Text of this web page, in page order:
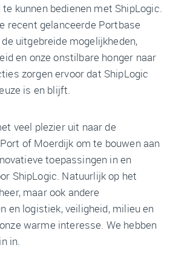
kunnen bedienen met ShipLogic.
recent gelanceerde Portbase
uitgebreide mogelijkheden,
en onze onstilbare honger naar
zorgen ervoor dat ShipLogic
is en blijft.
veel plezier uit naar de
of Moerdijk om te bouwen aan
toepassingen in en
ShipLogic. Natuurlijk op het
maar ook andere
en logistiek, veiligheid, milieu en
warme interesse. We hebben
in.